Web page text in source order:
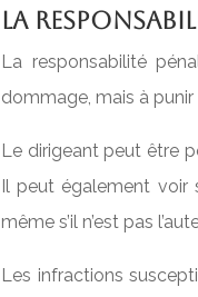
La
La responsabilité
dommage, mais à
Le dirigeant peut être
Il peut également voir
même s’il n’est pas
Les infractions